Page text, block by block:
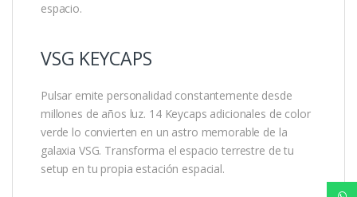
espacio.
VSG KEYCAPS
Pulsar emite personalidad constantemente desde
millones de años luz. 14 Keycaps adicionales de color
verde lo convierten en un astro memorable de la
galaxia VSG. Transforma el espacio terrestre de tu
setup en tu propia estación espacial.